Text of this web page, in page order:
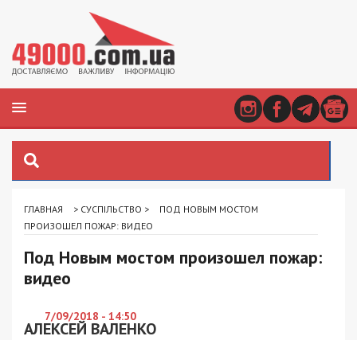
ГЛАВНАЯ > СУСПІЛЬСТВО >
ПОД НОВЫМ МОСТОМ
ПРОИЗОШЕЛ ПОЖАР: ВИДЕО
Под Новым мостом произошел пожар:
видео
7/09/2018 - 14:50
АЛЕКСЕЙ ВАЛЕНКО